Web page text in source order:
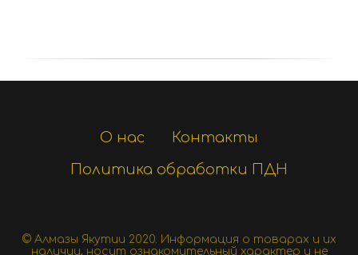
О нас
Контакты
Политика обработки ПДН
© Алмазы Якутии 2020. Информация о товарах и их
наличии, носит ознакомительный характер и не